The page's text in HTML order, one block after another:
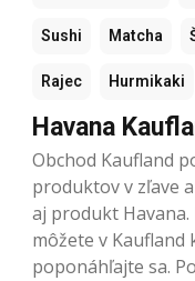
Sushi Matcha
Rajec Hurmikaki
Havana
Obchod Kaufland
produktov v zľave
aj produkt Havana.
môžete v Kaufland
poponáhľajte sa.